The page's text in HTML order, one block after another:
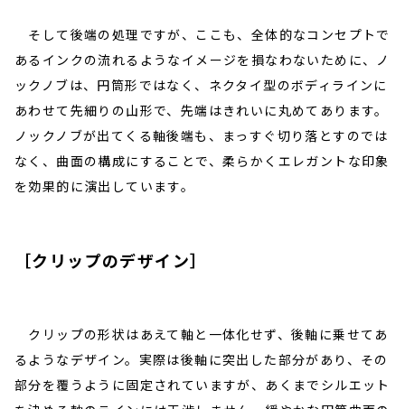
そして後端の処理ですが、ここも、全体的なコンセプトで
あるインクの流れるようなイメージを損なわないために、ノ
ックノブは、円筒形ではなく、ネクタイ型のボディラインに
あわせて先細りの山形で、先端はきれいに丸めてあります。
ノックノブが出てくる軸後端も、まっすぐ切り落とすのでは
なく、曲面の構成にすることで、柔らかくエレガントな印象
を効果的に演出しています。
［クリップのデザイン］
クリップの形状はあえて軸と一体化せず、後軸に乗せてあ
るようなデザイン。実際は後軸に突出した部分があり、その
部分を覆うように固定されていますが、あくまでシルエット